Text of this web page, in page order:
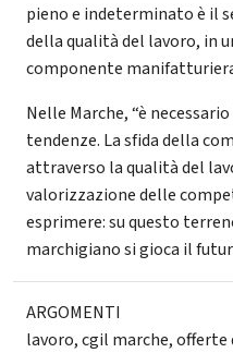
pieno e indeterminato è il
della qualità del lavoro, in
componente
Nelle Marche, “è
tendenze. La sfida della
attraverso la qualità del
valorizzazione delle
esprimere: su questo
marchigiano si gioca il
ARGOMENTI
lavoro,cgil marche,offerte